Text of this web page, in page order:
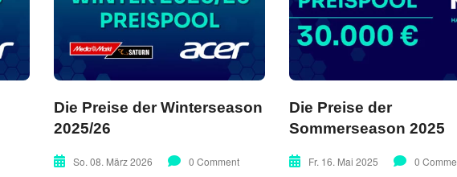
Die Preise der Winterseason
2025/26
So. 08. März 2026 0 Comment
Die Preise der
Sommerseason 2025
Fr. 16. Mai 2025 0